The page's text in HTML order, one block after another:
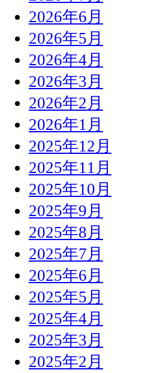
2026年6月
2026年5月
2026年4月
2026年3月
2026年2月
2026年1月
2025年12月
2025年11月
2025年10月
2025年9月
2025年8月
2025年7月
2025年6月
2025年5月
2025年4月
2025年3月
2025年2月